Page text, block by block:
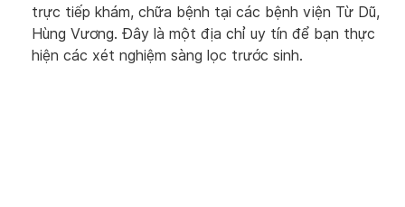
trực tiếp khám, chữa bệnh tại các bệnh viện Từ Dũ,
Hùng Vương. Đây là một địa chỉ uy tín để bạn thực
hiện các xét nghiệm sàng lọc trước sinh.